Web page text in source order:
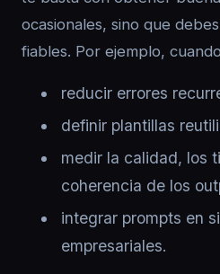
ocasionales, sino que
fiables. Por ejemplo,
reducir errores
definir plantillas
medir la calidad, los
coherencia de los
integrar prompts en
empresariales.